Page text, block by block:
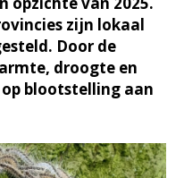
zijn lokaal
Door de
droogte en
blootstelling aan